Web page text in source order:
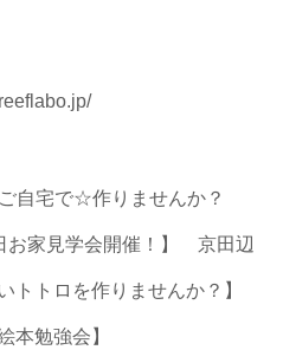
自宅で☆作りませんか？
お家見学会開催！】 京田辺
トトロを作りませんか？】
本勉強会】